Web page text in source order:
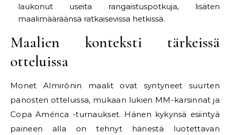
laukonut useita rangaistuspotkuja, lisäten
maalimääräänsä ratkaisevissa hetkissä.
Maalien konteksti tärkeissä
otteluissa
Monet Almirónin maalit ovat syntyneet suurten
panosten otteluissa, mukaan lukien MM-karsinnat ja
Copa América -turnaukset. Hänen kykynsä esiintyä
paineen alla on tehnyt hänestä luotettavan